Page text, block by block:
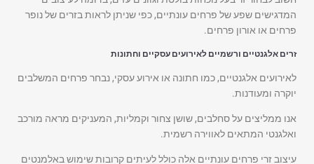
המדגישים שפע של פרחים עונתיים, כפי שניתן לראות בזרים של נופר
פרחים או אורון פרחים.
זרים אלגנטיים ורשמיים לאירועים עסקיים וחתונות
לאירועים אלגנטיים, כמו חתונה או אירוע עסקי, נבחר פרחים המשלבים
יוקרה ומעודנות.
אנו ממליצים על סחלבים, שושן צחור וקמליות, המעניקים מראה מורכב
ואלגנטי המתאים לאווירה רשמית.
עיצוב זרי פרחים עונתיים אלה כולל לעיתים קרובות שימוש באלמנטים